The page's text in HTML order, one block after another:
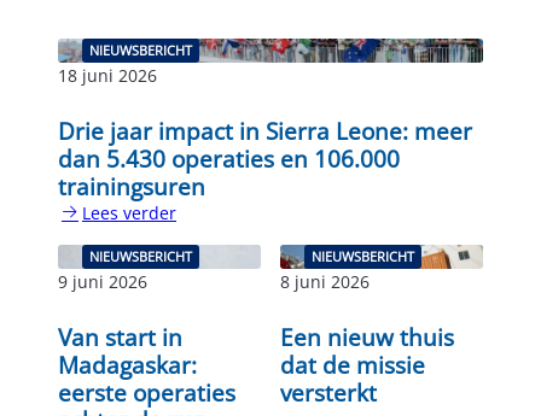
NIEUWSBERICHT
18 juni 2026
Drie jaar impact in Sierra Leone: meer
dan 5.430 operaties en 106.000
trainingsuren
Lees verder
Drie
jaar
impact
in
Sierra
Leone:
meer
NIEUWSBERICHT
9 juni 2026
Van start in
Madagaskar:
eerste operaties
NIEUWSBERICHT
8 juni 2026
Een nieuw thuis
dat de missie
versterkt